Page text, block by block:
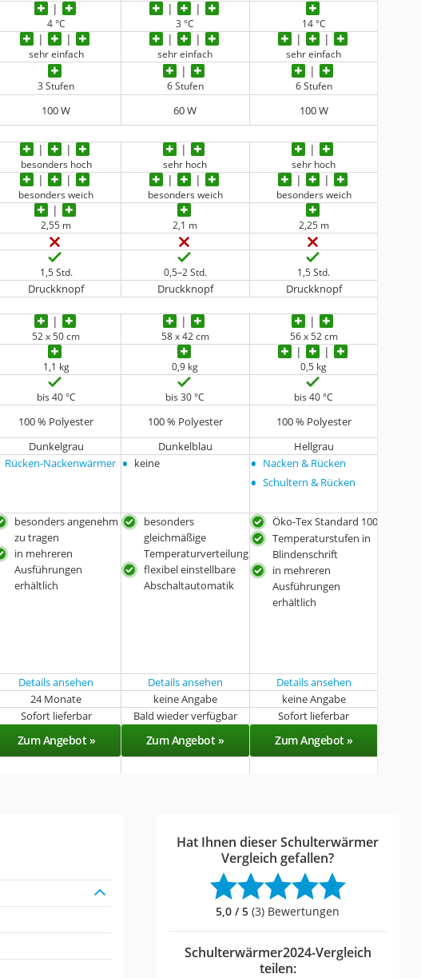
4 °C 3 °C 14 °C
sehr einfach sehr einfach sehr einfach
3 Stufen 6 Stufen 6 Stufen
100 W 60 W
100 W
besonders hoch sehr hoch sehr hoch
besonders weich besonders weich besonders weich
2,55 m 2,1 m 2,25 m
1,5 Std. 0,5–2 Std. 1,5 Std.
Druckknopf Druckknopf
Druckknopf
52 x 50 cm 58 x 42 cm 56 x 52 cm
1,1 kg 0,9 kg 0,5 kg
bis 40 °C bis 30 °C bis 40 °C
100 % Polyester 100 % Polyester
100 % Polyester
Dunkelgrau Dunkelblau Hellgrau
Rücken-Nackenwärmer • keine • Nacken & Rücken
• Schultern & Rücken
besonders angenehm
zu tragen
in mehreren
Ausführungen
erhältlich
besonders
gleichmäßige
Temperaturverteilung
flexibel einstellbare
Abschaltautomatik
Öko-Tex Standard 100
Temperaturstufen in
Blindenschrift
in mehreren
Ausführungen
erhältlich
Details ansehen Details ansehen
Details ansehen
24 Monate keine Angabe
keine Angabe
Sofort lieferbar Bald wieder verfügbar
Sofort lieferbar
Zum Angebot » Zum Angebot » Zum Angebot »
Hat Ihnen dieser Schulterwärmer
Vergleich gefallen?
5,0 / 5 (3) Bewertungen
Schulterwärmer2024-Vergleich
teilen: